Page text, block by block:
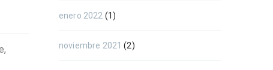
enero 2022 (1)
noviembre 2021 (2)